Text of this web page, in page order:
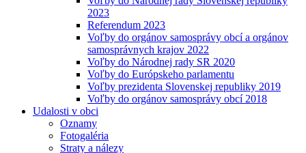
2023
Referendum 2023
Voľby do orgánov samosprávy obcí a orgánov
samosprávnych krajov 2022
Voľby do Národnej rady SR 2020
Voľby do Európskeho parlamentu
Voľby prezidenta Slovenskej republiky 2019
Voľby do orgánov samosprávy obcí 2018
Udalosti v obci
Oznamy
Fotogaléria
Straty a nálezy